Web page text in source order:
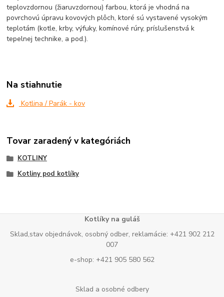
teplovzdornou (žiaruvzdornou) farbou, ktorá je vhodná na
povrchovú úpravu kovových plôch, ktoré sú vystavené vysokým
teplotám (kotle, krby, výfuky, komínové rúry, príslušenstvá k
tepelnej technike, a pod.).
Na stiahnutie
Kotlina / Parák - kov
Tovar zaradený v kategóriách
KOTLINY
Kotliny pod kotlíky
Kotlíky na guláš
Sklad,stav objednávok, osobný odber, reklamácie: +421 902 212
007
e-shop: +421 905 580 562
Sklad a osobné odbery